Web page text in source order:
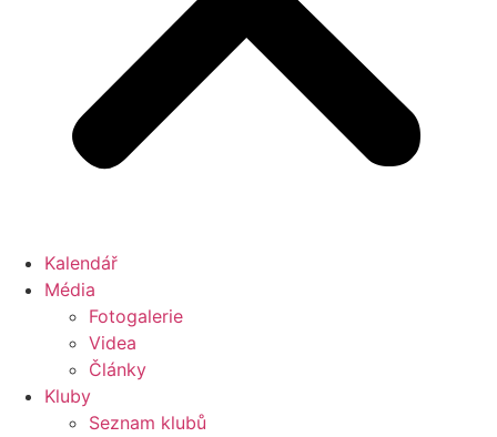
Kalendář
Média
Fotogalerie
Videa
Články
Kluby
Seznam klubů